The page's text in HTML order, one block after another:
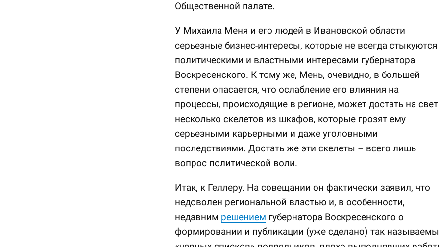
Общественной палате.
У Михаила Меня и его людей в Ивановской области
серьезные бизнес-интересы, которые не всегда стыкуются
политическими и властными интересами губернатора
Воскресенского. К тому же, Мень, очевидно, в большей
степени опасается, что ослабление его влияния на
процессы, происходящие в регионе, может достать на свет
несколько скелетов из шкафов, которые грозят ему
серьезными карьерными и даже уголовными
последствиями. Достать же эти скелеты – всего лишь
вопрос политической воли.
Итак, к Геллеру. На совещании он фактически заявил, что
недоволен региональной властью и, в особенности,
недавним решением губернатора Воскресенского о
формировании и публикации (уже сделано) так